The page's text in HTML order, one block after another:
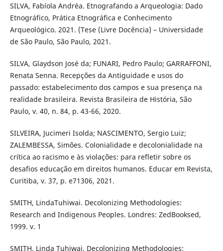
SILVA, Fabíola Andréa. Etnografando a Arqueologia: Dado
Etnográfico, Prática Etnográfica e Conhecimento
Arqueológico. 2021. (Tese (Livre Docência) – Universidade
de São Paulo, São Paulo, 2021.
SILVA, Glaydson José da; FUNARI, Pedro Paulo; GARRAFFONI,
Renata Senna. Recepções da Antiguidade e usos do
passado: estabelecimento dos campos e sua presença na
realidade brasileira. Revista Brasileira de História, São
Paulo, v. 40, n. 84, p. 43-66, 2020.
SILVEIRA, Jucimeri Isolda; NASCIMENTO, Sergio Luiz;
ZALEMBESSA, Simões. Colonialidade e decolonialidade na
crítica ao racismo e às violações: para refletir sobre os
desafios educação em direitos humanos. Educar em Revista,
Curitiba, v. 37, p. e71306, 2021.
SMITH, LindaTuhiwai. Decolonizing Methodologies:
Research and Indigenous Peoples. Londres: ZedBooksed,
1999. v. 1
SMITH, Linda Tuhiwai. Decolonizing Methodologies: